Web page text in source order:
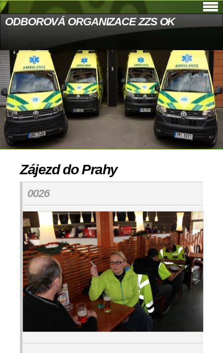
ODBOROVÁ ORGANIZACE ZZS OK
Zájezd do Prahy
0026